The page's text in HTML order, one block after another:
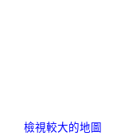
檢視較大的地圖